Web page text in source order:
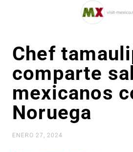
Chef
comparte
mexicanos
Noruega
ENERO 27, 2024